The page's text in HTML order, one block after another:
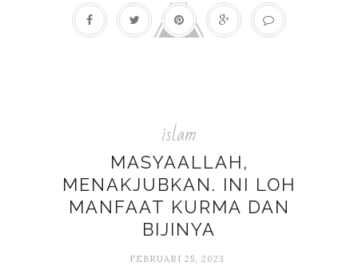
islam
MASYAALLAH,
MENAKJUBKAN. INI LOH
MANFAAT KURMA DAN
BIJINYA
FEBRUARI 25, 2023